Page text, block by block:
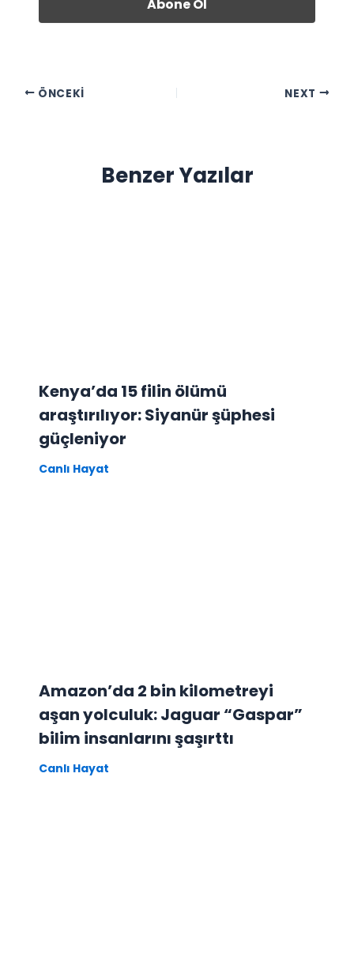
ÖNCEKI NEXT
Benzer Yazılar
Kenya’da 15 filin ölümü
araştırılıyor: Siyanür şüphesi
güçleniyor
Canlı Hayat
Amazon’da 2 bin kilometreyi
aşan yolculuk: Jaguar “Gaspar”
bilim insanlarını şaşırttı
Canlı Hayat